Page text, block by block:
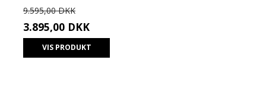
9.595,00 DKK
3.895,00 DKK
VIS PRODUKT